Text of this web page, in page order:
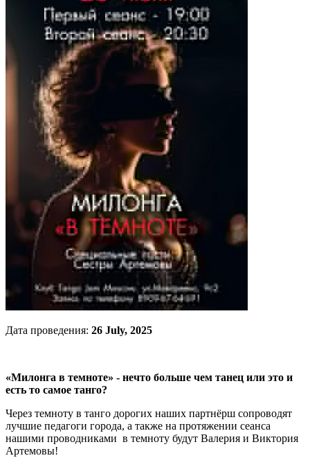
Дата проведения: 26 July, 2025
«Милонга в темноте» - нечто больше чем танец или это и
есть то самое танго?
Через темноту в танго дорогих наших партнёрш сопроводят
лучшие педагоги города, а также на протяжении сеанса
нашими проводниками в темноту будут Валерия и Виктория
Артемовы!